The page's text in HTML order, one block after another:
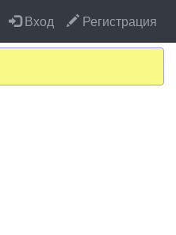
Вход Регистрация